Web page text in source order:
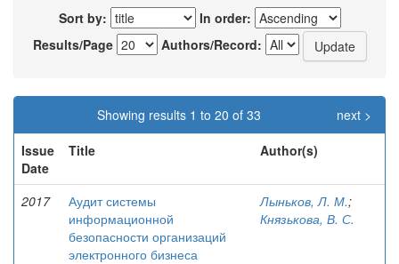
Sort by:
In order:
Results/Page
Authors/Record:
Showing results 1 to 20 of 33
next >
Issue
Date
Title Author(s)
2017
Аудит системы
информационной
безопасности организаций
электронного бизнеса
Лыньков, Л. М.;
Князькова, В. С.